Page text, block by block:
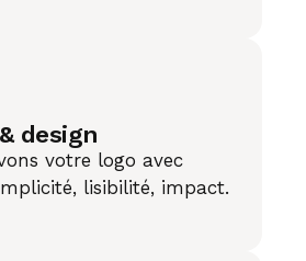
design​
votre logo avec
lisibilité, impact.